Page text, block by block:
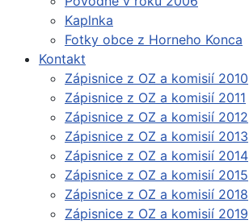
Kaplnka
Fotky obce z Horneho Konca
Kontakt
Zápisnice z OZ a komisií 2010
Zápisnice z OZ a komisií 2011
Zápisnice z OZ a komisií 2012
Zápisnice z OZ a komisií 2013
Zápisnice z OZ a komisií 2014
Zápisnice z OZ a komisií 2015
Zápisnice z OZ a komisií 2018
Zápisnice z OZ a komisií 2019